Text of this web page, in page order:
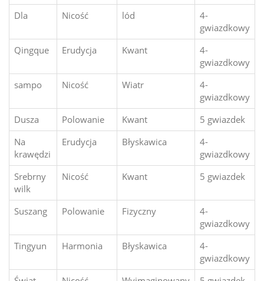
Dla
Nicość lód
4-
gwiazdkowy
Qingque
Erudycja Kwant
4-
gwiazdkowy
sampo
Nicość Wiatr
4-
gwiazdkowy
Dusza
Polowanie Kwant
5 gwiazdek
Na
krawędzi
Erudycja Błyskawica
4-
gwiazdkowy
Srebrny
wilk
Nicość Kwant 5 gwiazdek
Suszang Polowanie Fizyczny
4-
gwiazdkowy
Tingyun
Harmonia Błyskawica
4-
gwiazdkowy